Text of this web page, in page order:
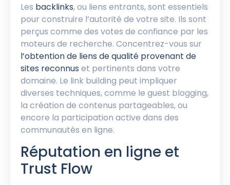
Les backlinks, ou liens entrants, sont essentiels
pour construire l’autorité de votre site. Ils sont
perçus comme des votes de confiance par les
moteurs de recherche. Concentrez-vous sur
l’obtention de liens de qualité provenant de
sites reconnus et pertinents dans votre
domaine. Le link building peut impliquer
diverses techniques, comme le guest blogging,
la création de contenus partageables, ou
encore la participation active dans des
communautés en ligne.
Réputation en ligne et
Trust Flow